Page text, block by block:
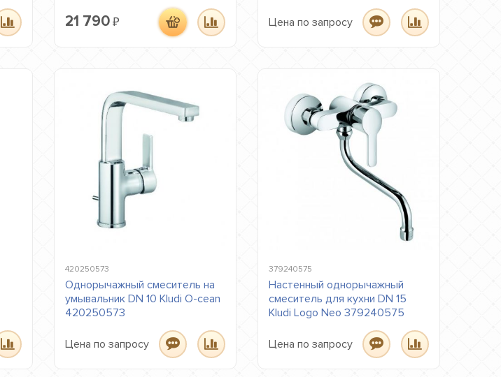
21 790 ₽ Цена по запросу
420250573
Однорычажный смеситель на
умывальник DN 10 Kludi O-cean
420250573
Цена по запросу
379240575
Настенный однорычажный
смеситель для кухни DN 15
Kludi Logo Neo 379240575
Цена по запросу